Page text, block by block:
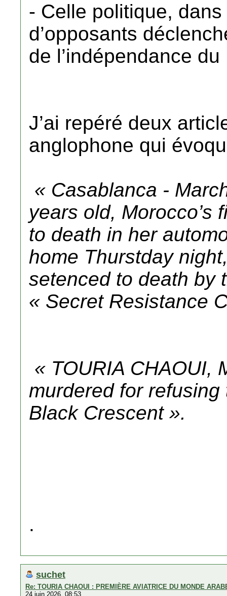
- Celle politique,
d’opposants
de l’indépendance du
J’ai repéré deux
anglophone qui
« Casablanca -
years old, Morocco’s
to death in her
home Thurstday
setenced to death by
« Secret Resistance
« TOURIA CHAOUI,
murdered for
Black Crescent ».
.
suchet
Re: TOURIA CHAOUI : PREMIÈRE AVIATRICE DU MONDE
24 juin 2026, 08:53